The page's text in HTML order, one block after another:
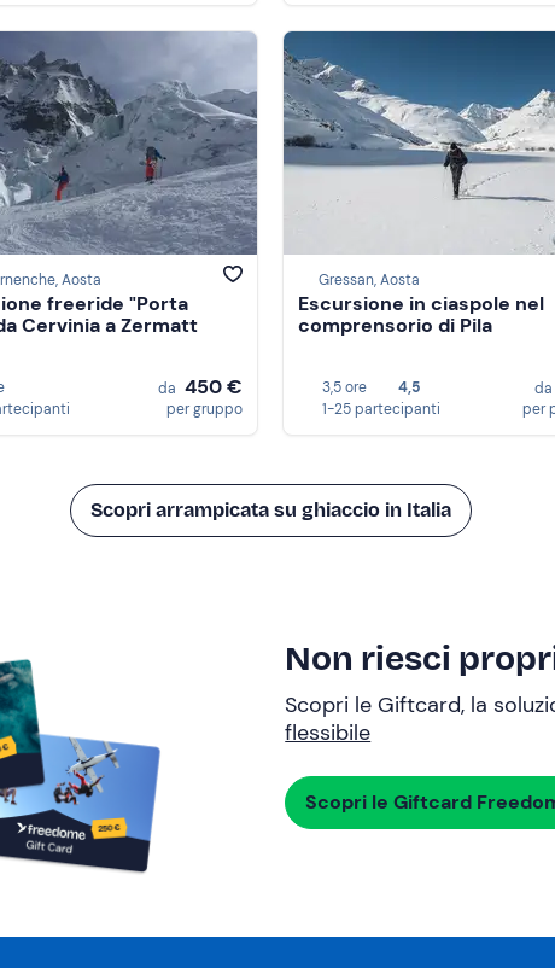
Aosta
freeride "Porta
Cervinia a Zermatt
da 450 €
per gruppo
Gressan, Aosta
Escursione in ciaspole nel
comprensorio di Pila
3,5 ore
4,5
1-25 partecipanti
da
per
Scopri arrampicata su ghiaccio in Italia
Non riesci
Scopri le Giftcard, la
flessibile
Scopri le Giftcard